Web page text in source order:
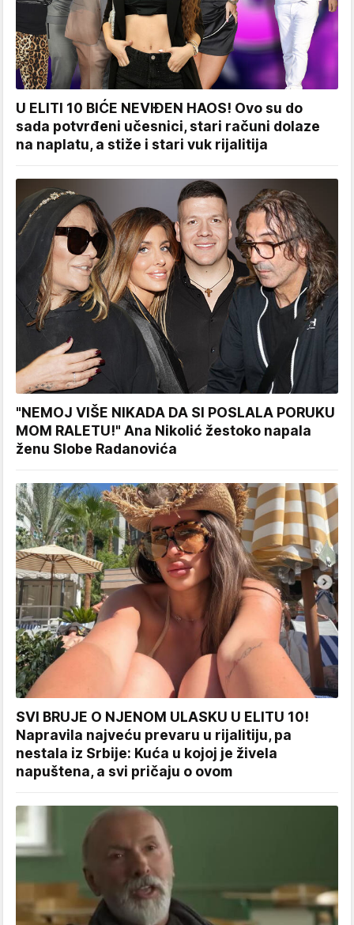
U ELITI 10 BIĆE NEVIĐEN HAOS! Ovo su do
sada potvrđeni učesnici, stari računi dolaze
na naplatu, a stiže i stari vuk rijalitija
"NEMOJ VIŠE NIKADA DA SI POSLALA PORUKU
MOM RALETU!" Ana Nikolić žestoko napala
ženu Slobe Radanovića
SVI BRUJE O NJENOM ULASKU U ELITU 10!
Napravila najveću prevaru u rijalitiju, pa
nestala iz Srbije: Kuća u kojoj je živela
napuštena, a svi pričaju o ovom